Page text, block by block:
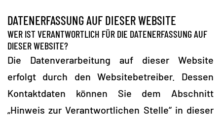
DATENERFASSUNG AUF DIESER WEBSITE
WER IST VERANTWORTLICH FÜR DIE DATENERFASSUNG AUF
DIESER WEBSITE?
Die Datenverarbeitung auf dieser Website
erfolgt durch den Websitebetreiber. Dessen
Kontaktdaten können Sie dem Abschnitt
„Hinweis zur Verantwortlichen Stelle“ in dieser